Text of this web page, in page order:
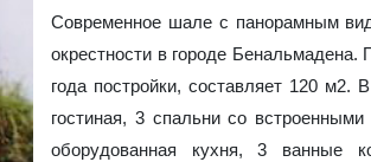
Современное шале с панорамным
окрестности в городе
года постройки, составляет 120 м2.
гостиная, 3 спальни со
оборудованная кухня, 3 ванные